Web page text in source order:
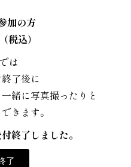
加の方
税込）
は
了後に
緒に写真撮ったりと
きます。
終了しました。
了